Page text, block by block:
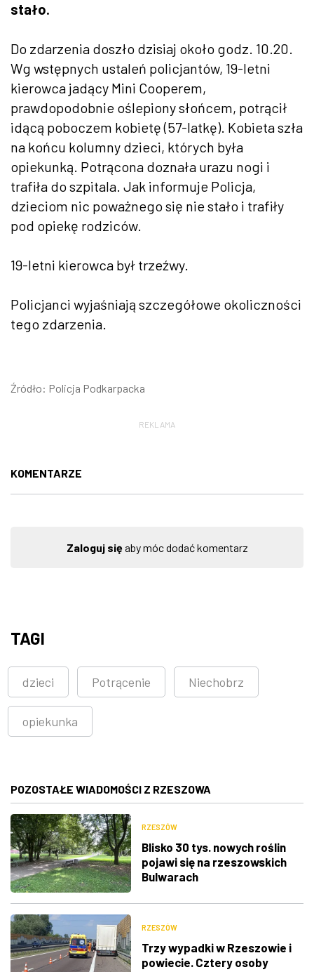
stało.
Do zdarzenia doszło dzisiaj około godz. 10.20.
Wg wstępnych ustaleń policjantów, 19-letni
kierowca jadący Mini Cooperem,
prawdopodobnie oślepiony słońcem, potrącił
idącą poboczem kobietę (57-latkę). Kobieta szła
na końcu kolumny dzieci, których była
opiekunką. Potrącona doznała urazu nogi i
trafiła do szpitala. Jak informuje Policja,
dzieciom nic poważnego się nie stało i trafiły
pod opiekę rodziców.
19-letni kierowca był trzeźwy.
Policjanci wyjaśniają szczegółowe okoliczności
tego zdarzenia.
Źródło: Policja Podkarpacka
REKLAMA
KOMENTARZE
Zaloguj sięaby móc dodać komentarz
TAGI
dzieci Potrącenie Niechobrz
opiekunka
POZOSTAŁE WIADOMOŚCI Z RZESZOWA
RZESZÓW
Blisko 30 tys. nowych roślin
pojawi się na rzeszowskich
Bulwarach
RZESZÓW
Trzy wypadki w Rzeszowie i
powiecie. Cztery osoby